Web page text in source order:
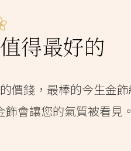
得最好的
價錢，最棒的今生金
會讓您的氣質被看見